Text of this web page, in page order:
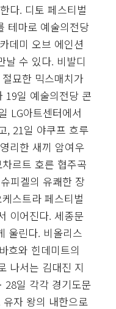
다. 디토 페스티벌
테마로 예술의전당
데미 오브 에인션
날 수 있다. 비발디
절묘한 믹스매치가
19일 예술의전당 콘
LG아트센터에서
, 21일 야쿠프 흐루
리한 새끼 암여우
르트 호른 협주곡
피겔의 유쾌한 장
스트라 페스티벌
이어진다. 세종문
울린다. 비올리스
흐와 힌데미트의
나서는 김대진 지
28일 각각 경기도문
자 왕의 내한으로